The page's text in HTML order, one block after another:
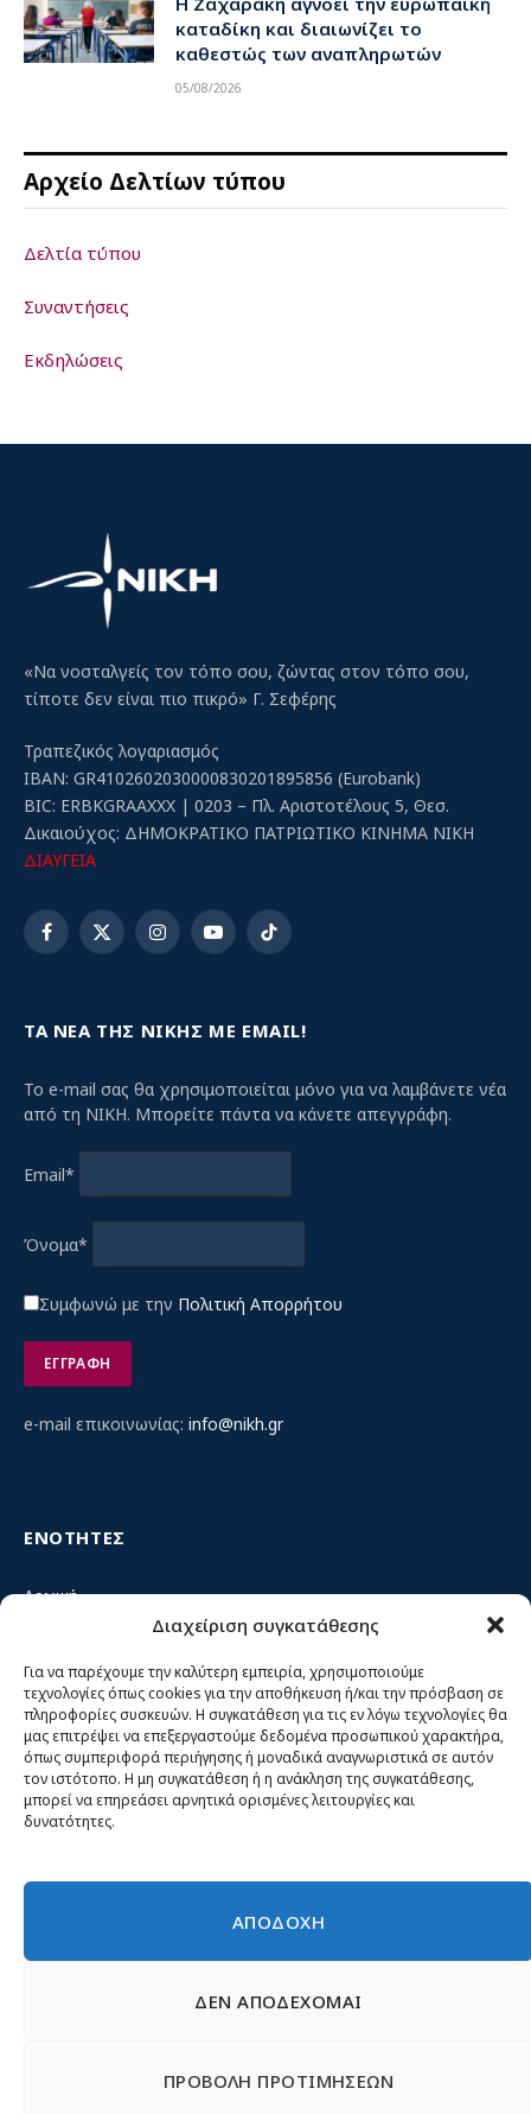
Διαχείριση συγκατάθεσης
Για να παρέχουμε την καλύτερη εμπειρία, χρησιμοποιούμε
τεχνολογίες όπως cookies για την αποθήκευση ή/και την πρόσβαση σε
πληροφορίες συσκευών. Η συγκατάθεση για τις εν λόγω τεχνολογίες θα
μας επιτρέψει να επεξεργαστούμε δεδομένα προσωπικού χαρακτήρα,
όπως συμπεριφορά περιήγησης ή μοναδικά αναγνωριστικά σε αυτόν
τον ιστότοπο. Η μη συγκατάθεση ή η ανάκληση της συγκατάθεσης,
μπορεί να επηρεάσει αρνητικά ορισμένες λειτουργίες και
δυνατότητες.
ΑΠΟΔΟΧΗ
ΔΕΝ ΑΠΟΔΕΧΟΜΑΙ
ΠΡΟΒΟΛΗ ΠΡΟΤΙΜΗΣΕΩΝ
καταδίκη και διαιωνίζει το
καθεστώς των αναπληρωτών
05/08/2026
Αρχείο Δελτίων τύπου
Δελτία τύπου
Συναντήσεις
Εκδηλώσεις
«Να νοσταλγείς τον τόπο σου, ζώντας στον τόπο σου,
τίποτε δεν είναι πιο πικρό» Γ. Σεφέρης
Τραπεζικός λογαριασμός
IBAN: GR4102602030000830201895856 (Eurobank)
BIC: ERBKGRAAXXX | 0203 – Πλ. Αριστοτέλους 5, Θεσ.
Δικαιούχος: ΔΗΜΟΚΡΑΤΙΚΟ ΠΑΤΡΙΩΤΙΚΟ ΚΙΝΗΜΑ ΝΙΚΗ
ΔΙΑΥΓΕΙΑ
Facebook
X
InstagramYouTubeTikTok
ΤΑ ΝΕΑ ΤΗΣ ΝΙΚΗΣ ΜΕ EMAIL!
Το e-mail σας θα χρησιμοποιείται μόνο για να λαμβάνετε νέα
από τη ΝΙΚΗ. Μπορείτε πάντα να κάνετε απεγγράφη.
Email*
Όνομα*
Συμφωνώ με την Πολιτική Απορρήτου
e-mail επικοινωνίας: info@nikh.gr
ΕΝΟΤΗΤΕΣ
Αρχική
Κίνημα ΝΙΚΗ – Ποιοι είμαστε, αρχές & δράση
Θέσεις
Πρόσωπα
Όργανα και ομάδες
Βίντεο
Δελτία Τύπου
© 2026 Νίκη
Έντυπα
Εγγραφή μέλους
Γίνε φίλος